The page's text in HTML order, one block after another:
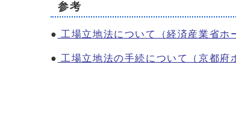
参考
● 工場立地法について（経済産業省ホ
● 工場立地法の手続について（京都府